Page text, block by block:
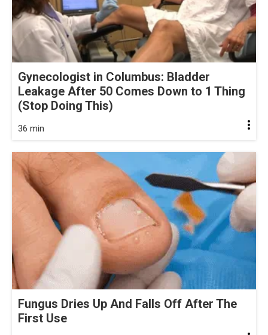
Gynecologist in Columbus: Bladder
Leakage After 50 Comes Down to 1 Thing
(Stop Doing This)
36 min
Fungus Dries Up And Falls Off After The
First Use